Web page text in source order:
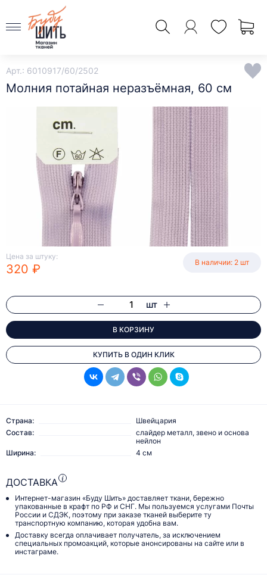
Арт.: 6010917/60/2502
Молния потайная неразъёмная, 60 см
Цена за штуку:
320 ₽ В наличии: 2 шт
шт
В КОРЗИНУ
КУПИТЬ В ОДИН КЛИК
Страна:
Швейцария
Состав:
слайдер металл, звено и основа
нейлон
Ширина:
4 см
ДОСТАВКА
Интернет-магазин «Буду Шить» доставляет ткани, бережно
упакованные в крафт по РФ и СНГ. Мы пользуемся услугами Почты
России и СДЭК, поэтому при заказе тканей выберите ту
транспортную компанию, которая удобна вам.
Доставку всегда оплачивает получатель, за исключением
специальных промоакций, которые анонсированы на сайте или в
инстаграме.